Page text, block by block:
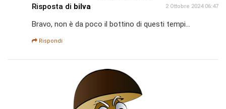
Risposta di bilva 2 Ottobre 2024 06:47
Bravo, non è da poco il bottino di questi tempi...
Rispondi